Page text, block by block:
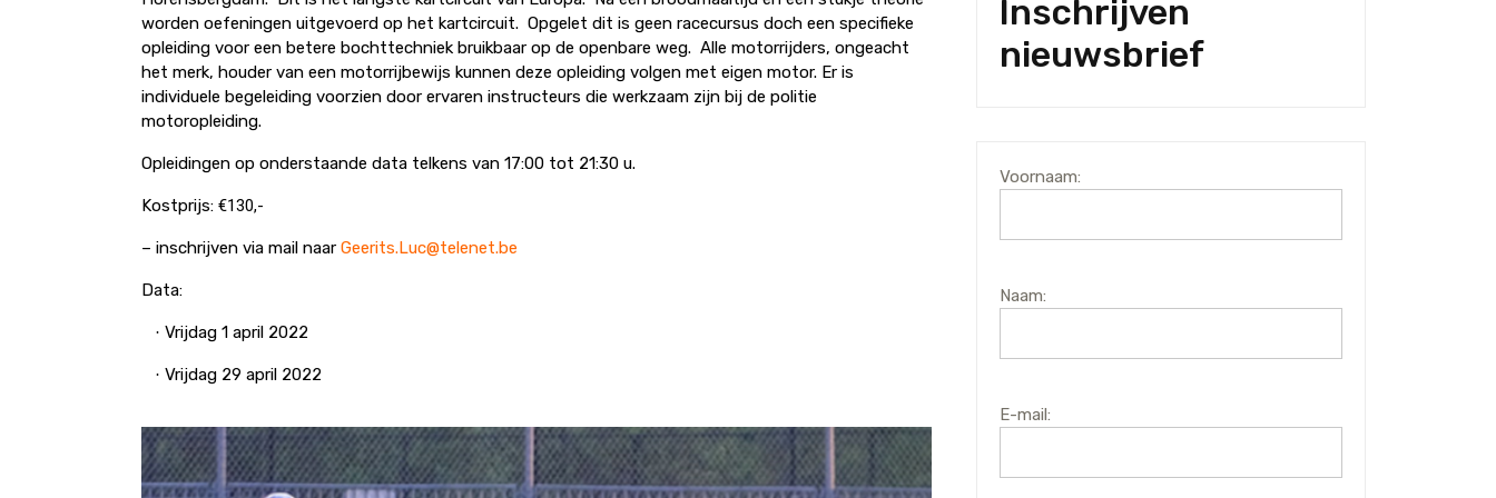
worden oefeningen uitgevoerd op het kartcircuit. Opgelet dit is geen racecursus doch een specifieke
opleiding voor een betere bochttechniek bruikbaar op de openbare weg. Alle motorrijders, ongeacht
het merk, houder van een motorrijbewijs kunnen deze opleiding volgen met eigen motor. Er is
individuele begeleiding voorzien door ervaren instructeurs die werkzaam zijn bij de politie
motoropleiding.
Opleidingen op onderstaande data telkens van 17:00 tot 21:30 u.
Kostprijs: €130,-
– inschrijven via mail naar Geerits.Luc@telenet.be
Data:
· Vrijdag 1 april 2022
· Vrijdag 29 april 2022
Inschrijven
nieuwsbrief
Voornaam:
Naam:
E-mail: